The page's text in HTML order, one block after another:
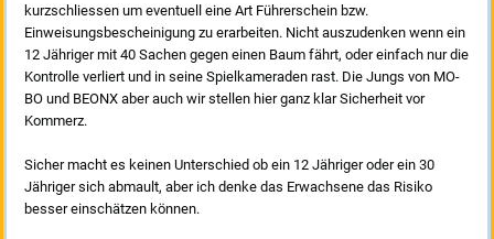
kurzschliessen um eventuell eine Art Führerschein bzw.
Einweisungsbescheinigung zu erarbeiten. Nicht auszudenken wenn ein
12 Jähriger mit 40 Sachen gegen einen Baum fährt, oder einfach nur die
Kontrolle verliert und in seine Spielkameraden rast. Die Jungs von MO-
BO und BEONX aber auch wir stellen hier ganz klar Sicherheit vor
Kommerz.
Sicher macht es keinen Unterschied ob ein 12 Jähriger oder ein 30
Jähriger sich abmault, aber ich denke das Erwachsene das Risiko
besser einschätzen können.